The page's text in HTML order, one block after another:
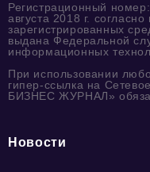
Регистрационный
августа 2018 г.
зарегистрированных
выдана Федеральной
информационных
При использовании
гипер-ссылка на
БИЗНЕС ЖУРНАЛ»
Новости